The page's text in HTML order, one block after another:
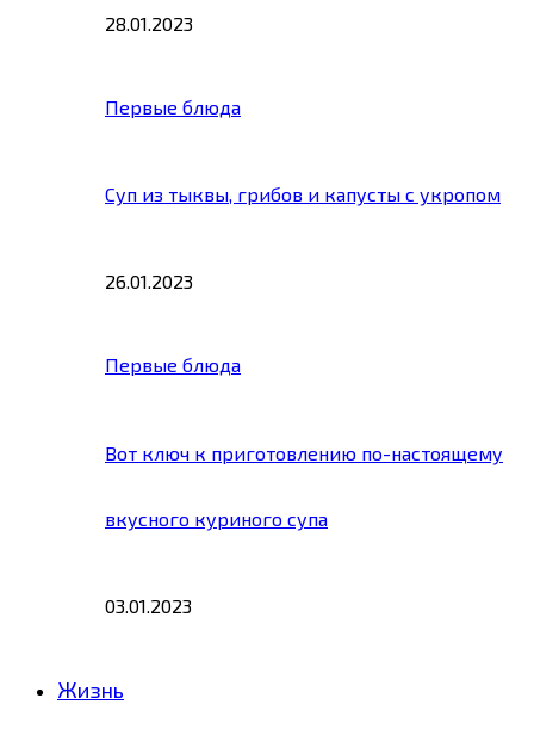
28.01.2023
Первые блюда
Суп из тыквы, грибов и капусты с укропом
26.01.2023
Первые блюда
Вот ключ к приготовлению по-настоящему
вкусного куриного супа
03.01.2023
Жизнь